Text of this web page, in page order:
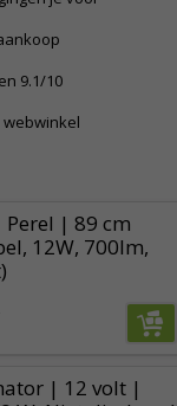
9.1/10
| 89 cm
12W, 700lm,
| 12 volt |